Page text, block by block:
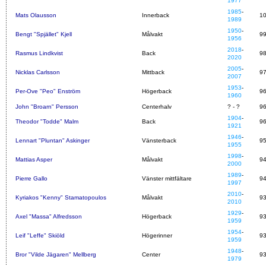
Mats Olausson Innerback
1985-
1989
Bengt "Spjället" Kjell Målvakt
1950-
1956
99
Rasmus Lindkvist Back
2018-
2020
98
Nicklas Carlsson Mittback
2005-
2007
97
Per-Ove "Peo" Enström Högerback
1953-
1960
96
John "Broarn" Persson Centerhalv ? - ? 96
Theodor "Todde" Malm Back
1904-
1921
96
Lennart "Pluntan" Askinger Vänsterback
1946-
1955
95
Mattias Asper Målvakt
1998-
2000
94
Pierre Gallo Vänster mittfältare
1989-
1997
94
Kyriakos "Kenny" Stamatopoulos Målvakt
2010-
2010
93
Axel "Massa" Alfredsson Högerback
1929-
1959
93
Leif "Leffe" Skiöld Högerinner
1954-
1959
93
Bror "Vilde Jägaren" Mellberg Center
1948-
1979
93